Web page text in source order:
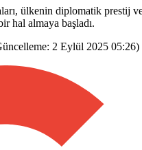
ülkenin diplomatik prestij
hal almaya başladı.
2 Eylül 2025 05:26)